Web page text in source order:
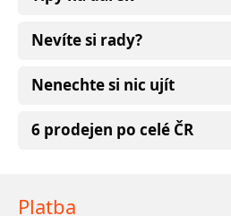
Nevíte si rady?
Nenechte si nic ujít
6 prodejen po celé ČR
Platba